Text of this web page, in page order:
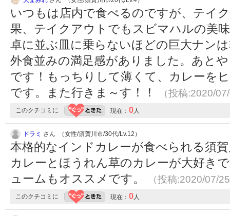
いつもは店内で食べるのですが、テイ
果、テイクアウトでもスビマハルの美
卓に並ぶ皿に乗らないほどの巨大ナン
外食並みの満足感がありました。あと
です！もっちりして薄くて、カレーを
です。また行きま～す！！
（投稿:2020/
このクチコミに 現在： 0人
ドラミ さん （女性/須賀川市/30代/Lv.12）
本格的なインドカレーが食べられる須
カレーとほうれん草のカレーが大好き
ュームもオススメです。
（投稿:2020/07/
このクチコミに 現在： 0人